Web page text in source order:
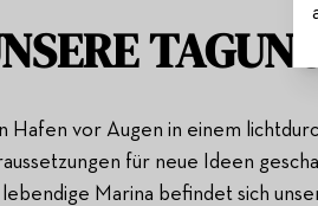
Hafen vor Augen in einem
für neue Ideen
Marina befindet sich